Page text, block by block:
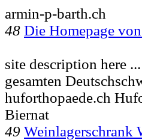
armin-p-barth.ch
48 Die Homepage
site description here ...
gesamten
huforthopaede.ch
Biernat
49 Weinlagerschrank